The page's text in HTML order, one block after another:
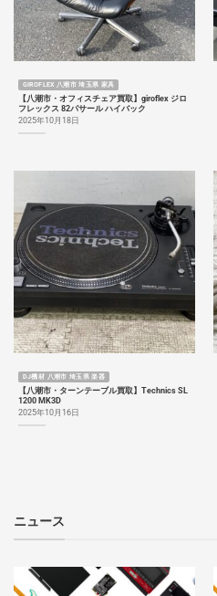
GIROFLEX 八潮市 埼玉県 家具
【八潮市・オフィスチェア買取】giroflex ジロ
フレックス 82パサール ハイバック
2025年10月18日
DJ機材 八潮市 埼玉県 楽器
【八潮市・ターンテーブル買取】Technics SL
1200 MK3D
2025年10月16日
ニュース